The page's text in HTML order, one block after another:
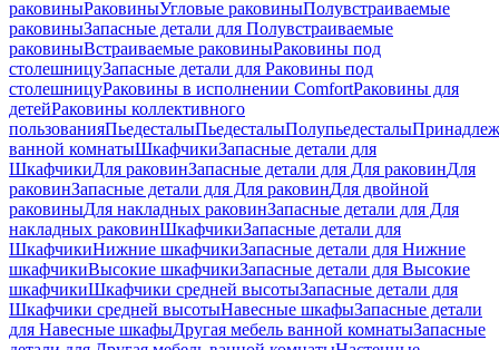
раковиныРаковиныУгловые раковиныПолувстраиваемые
раковиныЗапасные детали для Полувстраиваемые
раковиныВстраиваемые раковиныРаковины под
столешницуЗапасные детали для Раковины под
столешницуРаковины в исполнении ComfortPаковины для
детейРаковины коллективного
пользованияПьедесталыПьедесталыПолупьедесталы
ванной комнатыШкафчикиЗапасные детали для
ШкафчикиДля раковинЗапасные детали для Для раковинДля
раковинЗапасные детали для Для раковинДля двойной
раковиныДля накладных pаковинЗапасные детали для Для
накладных pаковинШкафчикиЗапасные детали для
ШкафчикиНижние шкафчикиЗапасные детали для Нижние
шкафчикиВысокие шкафчикиЗапасные детали для Высокие
шкафчикиШкафчики средней высотыЗапасные детали для
Шкафчики средней высотыНавесные шкафыЗапасные детали
для Навесные шкафыДругая мебель ванной комнатыЗапасные